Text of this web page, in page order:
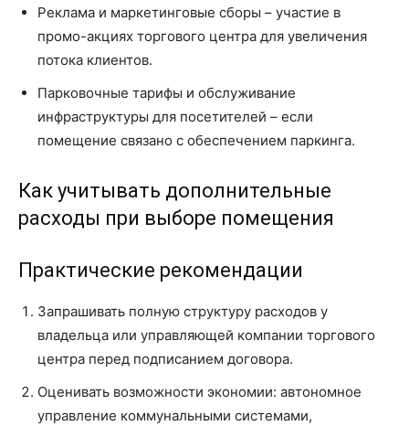
Реклама и маркетинговые сборы – участие в
промо-акциях торгового центра для увеличения
потока клиентов.
Парковочные тарифы и обслуживание
инфраструктуры для посетителей – если
помещение связано с обеспечением паркинга.
Как учитывать дополнительные
расходы при выборе помещения
Практические рекомендации
Запрашивать полную структуру расходов у
владельца или управляющей компании торгового
центра перед подписанием договора.
Оценивать возможности экономии: автономное
управление коммунальными системами,